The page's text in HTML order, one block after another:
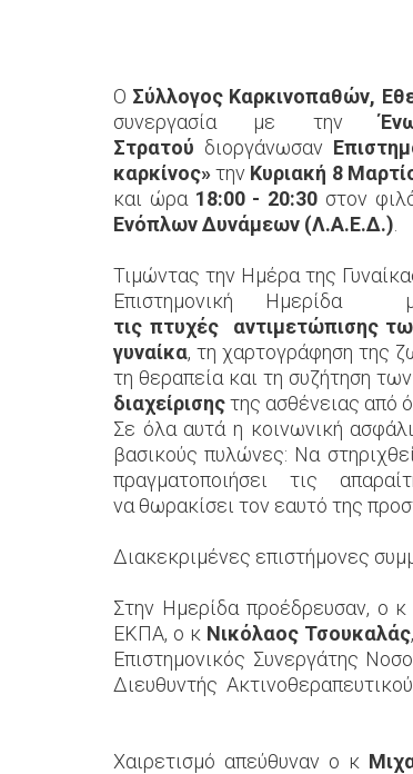
O Σύλλογος Καρκινοπαθών,
συνεργασία με την
Στρατού διοργάνωσαν
καρκίνος»την Κυριακή 8
και ώρα 18:00 - 20:30 στον
Ενόπλων Δυνάμεων (Λ.Α.Ε.Δ.)
Τιμώντας την Ημέρα της
Επιστημονική
τις πτυχές αντιμετώπισης
γυναίκα, τη χαρτογράφηση της
τη θεραπεία και τη συζήτηση των
διαχείρισηςτης ασθένειας από
Σε όλα αυτά η κοινωνική
βασικούς πυλώνες: Να
πραγματοποιήσει τις
να θωρακίσει τον εαυτό της
Διακεκριμένες επιστήμονες
Στην Ημερίδα προέδρευσαν, ο κ
ΕΚΠΑ, ο κ Νικόλαος Τσουκαλάς
Επιστημονικός Συνεργάτης
Διευθυντής
Χαιρετισμό απεύθυναν ο κ